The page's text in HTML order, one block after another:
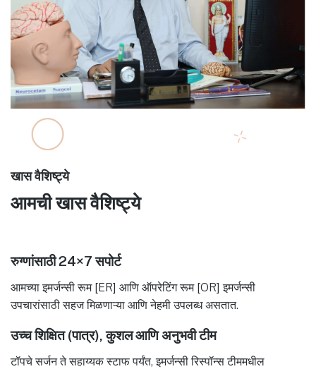
खास वैशिष्ट्ये
आमची खास वैशिष्ट्ये
रुग्णांसाठी 24×7 सपोर्ट
आमच्या इमर्जन्सी रूम [ER] आणि ऑपरेटिंग रूम [OR] इमर्जन्सी
उपचारांसाठी सहज मिळणाऱ्या आणि नेहमी उपलब्ध असतात.
उच्च शिक्षित (पात्र), कुशल आणि अनुभवी टीम
टॉपचे सर्जन ते सहाय्यक स्टाफ पर्यंत, इमर्जन्सी रिस्पॉन्स टीममधील